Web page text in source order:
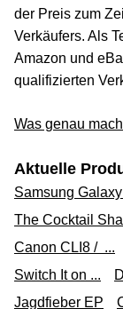
der Preis zum
Verkäufers. Als
Amazon und
qualifizierten
Was genau
Aktuelle
Samsung
The Cocktail
Canon CLI8 / ...
Switch It on ...
Jagdfieber EP